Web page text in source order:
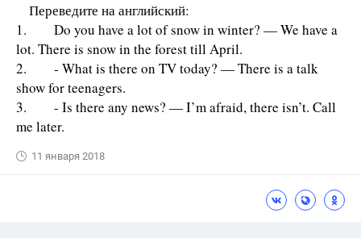
Переведите на английский:
1. Do you have a lot of snow in winter? — We have a
lot. There is snow in the forest till April.
2. - What is there on TV today? — There is a talk
show for teenagers.
3. - Is there any news? — I’m afraid, there isn’t. Call
me later.
11 января 2018